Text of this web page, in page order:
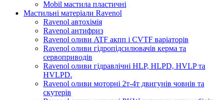
Mobil мастила пластичні
Мастильні матеріали Ravenol
Ravenol автохімія
Ravenol антифриз
Ravenol оливи ATF акпп і CVTF варіаторів
Ravenol оливи гідропідсилювачів керма та
сервоприводів
Ravenol оливи гідравлічні HLP, HLPD, HVLP та
HVLPD.
Ravenol оливи моторні 2т-4т двигунів човнів та
скутерів